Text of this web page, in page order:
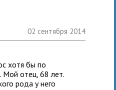
02 сентября 2014
хотя бы по
Мой отец, 68 лет.
рода у него